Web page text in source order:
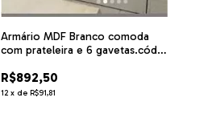
Armário MDF Branco comoda
com prateleira e 6 gavetas.cód
R$892,50
12 x deR$91,81